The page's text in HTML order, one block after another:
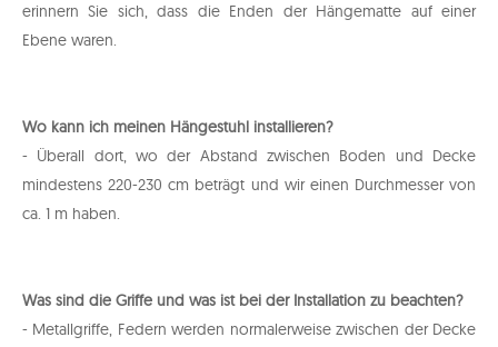
erinnern Sie sich, dass die Enden der Hängematte auf einer
Ebene waren.
Wo kann ich meinen Hängestuhl installieren?
- Überall dort, wo der Abstand zwischen Boden und Decke
mindestens 220-230 cm beträgt und wir einen Durchmesser von
ca. 1 m haben.
Was sind die Griffe und was ist bei der Installation zu beachten?
- Metallgriffe, Federn werden normalerweise zwischen der Decke